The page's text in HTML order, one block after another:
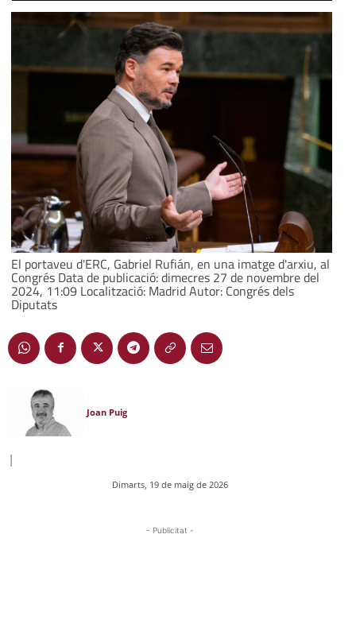
El portaveu d'ERC, Gabriel Rufián, en una imatge d'arxiu, al
Congrés Data de publicació: dimecres 27 de novembre del
2024, 11:09 Localització: Madrid Autor: Congrés dels
Diputats
Joan Puig
|
Dimarts, 19 de maig de 2026
- Publicitat -